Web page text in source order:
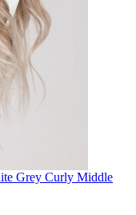
Grey Curly Middle